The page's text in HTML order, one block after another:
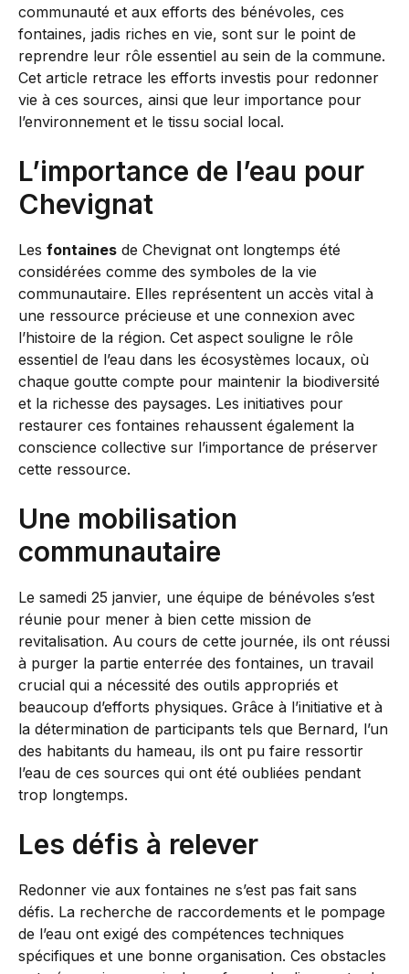
communauté et aux efforts des bénévoles, ces
fontaines, jadis riches en vie, sont sur le point de
reprendre leur rôle essentiel au sein de la commune.
Cet article retrace les efforts investis pour redonner
vie à ces sources, ainsi que leur importance pour
l’environnement et le tissu social local.
L’importance de l’eau pour
Chevignat
Les fontaines de Chevignat ont longtemps été
considérées comme des symboles de la vie
communautaire. Elles représentent un accès vital à
une ressource précieuse et une connexion avec
l’histoire de la région. Cet aspect souligne le rôle
essentiel de l’eau dans les écosystèmes locaux, où
chaque goutte compte pour maintenir la biodiversité
et la richesse des paysages. Les initiatives pour
restaurer ces fontaines rehaussent également la
conscience collective sur l’importance de préserver
cette ressource.
Une mobilisation
communautaire
Le samedi 25 janvier, une équipe de bénévoles s’est
réunie pour mener à bien cette mission de
revitalisation. Au cours de cette journée, ils ont réussi
à purger la partie enterrée des fontaines, un travail
crucial qui a nécessité des outils appropriés et
beaucoup d’efforts physiques. Grâce à l’initiative et à
la détermination de participants tels que Bernard, l’un
des habitants du hameau, ils ont pu faire ressortir
l’eau de ces sources qui ont été oubliées pendant
trop longtemps.
Les défis à relever
Redonner vie aux fontaines ne s’est pas fait sans
défis. La recherche de raccordements et le pompage
de l’eau ont exigé des compétences techniques
spécifiques et une bonne organisation. Ces obstacles